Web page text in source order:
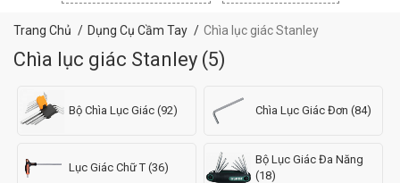
Trang Chủ Dụng Cụ Cầm Tay Chìa lục giác Stanley
Chìa lục giác Stanley (5)
Bộ Chìa Lục Giác (92) Chìa Lục Giác Đơn (84)
Lục Giác Chữ T (36)
Bộ Lục Giác Đa Năng
(18)